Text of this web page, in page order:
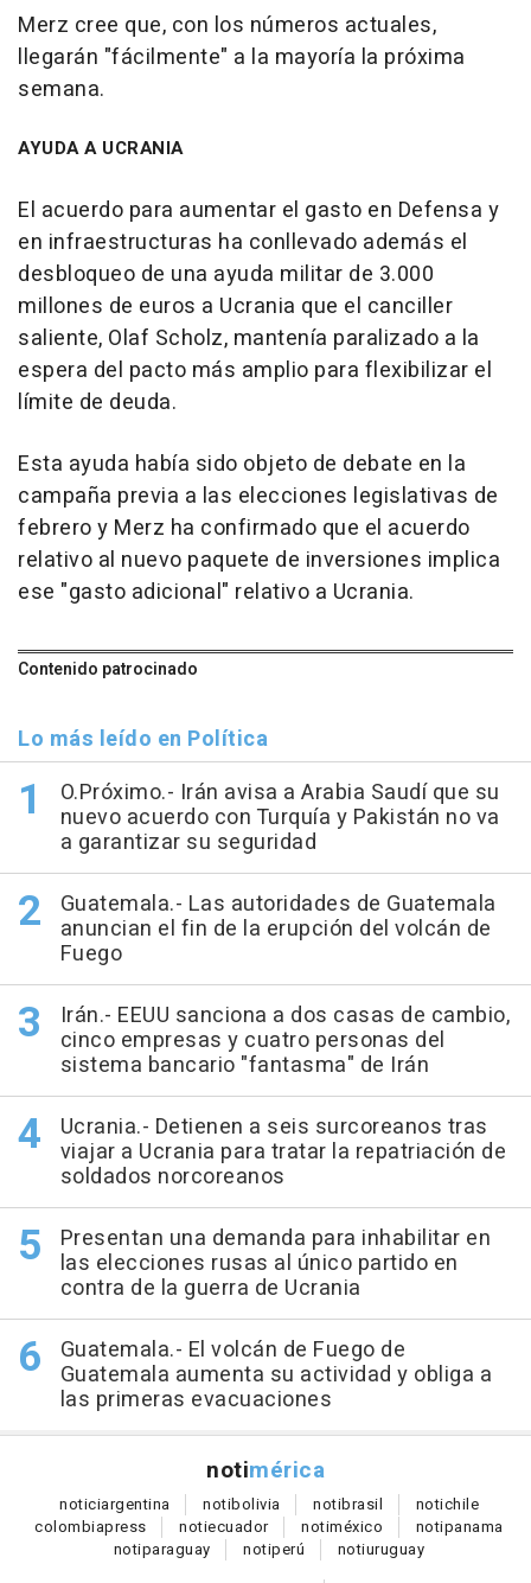
Merz cree que, con los números actuales,
llegarán "fácilmente" a la mayoría la próxima
semana.
AYUDA A UCRANIA
El acuerdo para aumentar el gasto en Defensa y
en infraestructuras ha conllevado además el
desbloqueo de una ayuda militar de 3.000
millones de euros a Ucrania que el canciller
saliente, Olaf Scholz, mantenía paralizado a la
espera del pacto más amplio para flexibilizar el
límite de deuda.
Esta ayuda había sido objeto de debate en la
campaña previa a las elecciones legislativas de
febrero y Merz ha confirmado que el acuerdo
relativo al nuevo paquete de inversiones implica
ese "gasto adicional" relativo a Ucrania.
Contenido patrocinado
Lo más leído en Política
O.Próximo.- Irán avisa a Arabia Saudí que su
nuevo acuerdo con Turquía y Pakistán no va
a garantizar su seguridad
Guatemala.- Las autoridades de Guatemala
anuncian el fin de la erupción del volcán de
Fuego
Irán.- EEUU sanciona a dos casas de cambio,
cinco empresas y cuatro personas del
sistema bancario "fantasma" de Irán
Ucrania.- Detienen a seis surcoreanos tras
viajar a Ucrania para tratar la repatriación de
soldados norcoreanos
Presentan una demanda para inhabilitar en
las elecciones rusas al único partido en
contra de la guerra de Ucrania
Guatemala.- El volcán de Fuego de
Guatemala aumenta su actividad y obliga a
las primeras evacuaciones
notimérica
noticiargentina notibolivia notibrasil notichile
colombiapress notiecuador notiméxico notipanama
notiparaguay notiperú notiuruguay